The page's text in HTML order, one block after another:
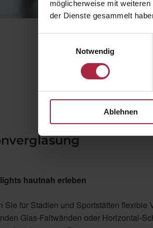
möglicherweise mit
der Dienste gesammelt
Notwendig
Ablehnen
hautnah erleben
Sie für Stadien und Sportstätten flexible
Glas-Faltwänden oder Horizontal-